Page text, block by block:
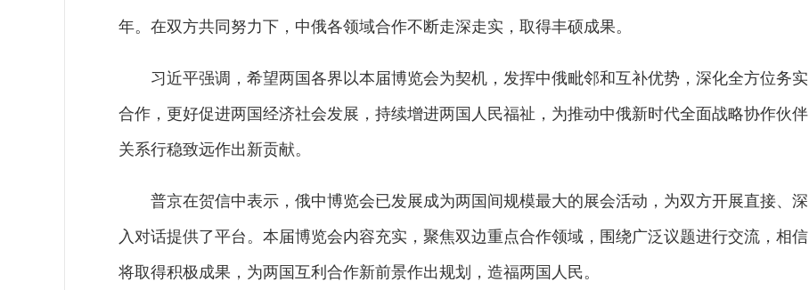
年。在双方共同努力下，中俄各领域合作不断走深走实，取得丰硕成果。
习近平强调，希望两国各界以本届博览会为契机，发挥中俄毗邻和互补优势，深化全方位务实
合作，更好促进两国经济社会发展，持续增进两国人民福祉，为推动中俄新时代全面战略协作伙伴
关系行稳致远作出新贡献。
普京在贺信中表示，俄中博览会已发展成为两国间规模最大的展会活动，为双方开展直接、深
入对话提供了平台。本届博览会内容充实，聚焦双边重点合作领域，围绕广泛议题进行交流，相信
将取得积极成果，为两国互利合作新前景作出规划，造福两国人民。